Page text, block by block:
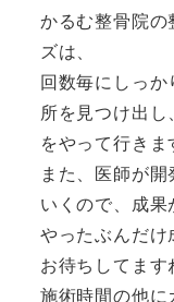
かるむ整骨院の
ズは、
回数毎にしっ
所を見つけ出
をやって行きま
また、医師が
いくので、成果
やったぶんだけ
お待ちしてます
施術時間の他に